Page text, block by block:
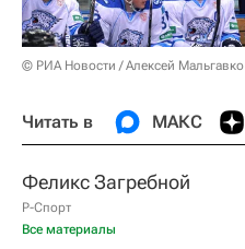
© РИА Новости / Алексей Мальгавко
Читать в МАКС
Феликс Загребной
Р-Спорт
Все материалы